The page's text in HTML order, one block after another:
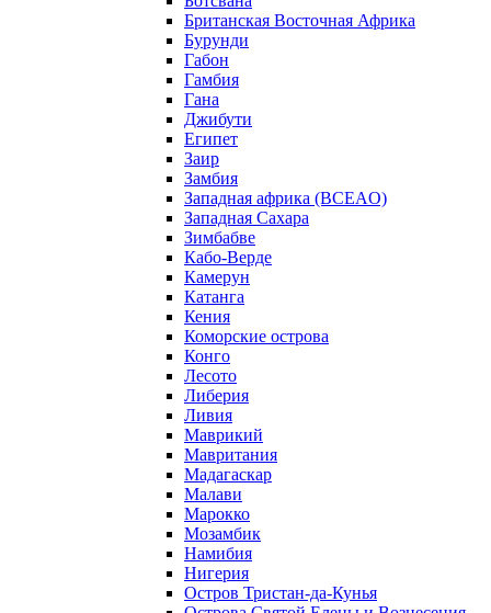
Британская Восточная Африка
Бурунди
Габон
Гамбия
Гана
Джибути
Египет
Заир
Замбия
Западная африка (BCEAO)
Западная Сахара
Зимбабве
Кабо-Верде
Камерун
Катанга
Кения
Коморские острова
Конго
Лесото
Либерия
Ливия
Маврикий
Мавритания
Мадагаскар
Малави
Марокко
Мозамбик
Намибия
Нигерия
Остров Тристан-да-Кунья